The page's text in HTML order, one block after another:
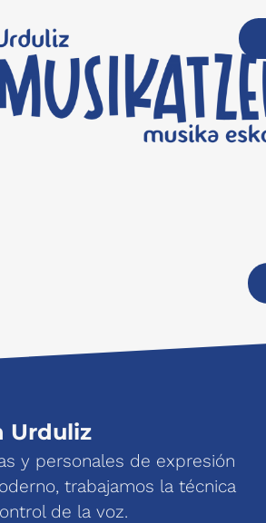
Urduliz
y personales de expresión
trabajamos la técnica
de la voz.